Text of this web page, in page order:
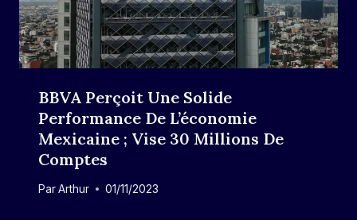
BBVA Perçoit Une Solide
Performance De L’économie
Mexicaine ; Vise 30 Millions De
Comptes
ParArthur 01/11/2023